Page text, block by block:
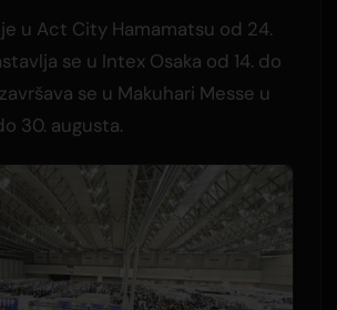
u Act City Hamamatsu od 24.
se u Intex Osaka od 14. do
se u Makuhari Messe u
30. augusta.